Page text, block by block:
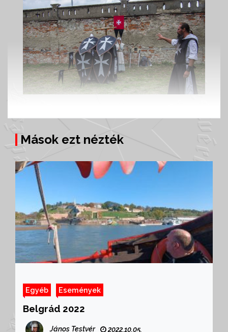
Mások ezt nézték
Egyéb Események
Belgrád 2022
János Testvér 2022.10.05.